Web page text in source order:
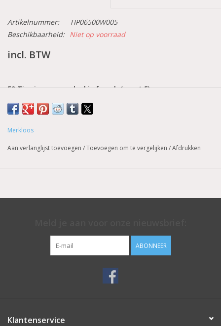
Artikelnummer:
TIP06500W005
Beschikbaarheid: Niet op voorraad
incl. BTW
50 Tips in een navulzakje french (maat 5)
Europese vorm.
Merkloos
Aan verlanglijst toevoegen /Toevoegen om te vergelijken /Afdrukken
ABONNEER
Klantenservice